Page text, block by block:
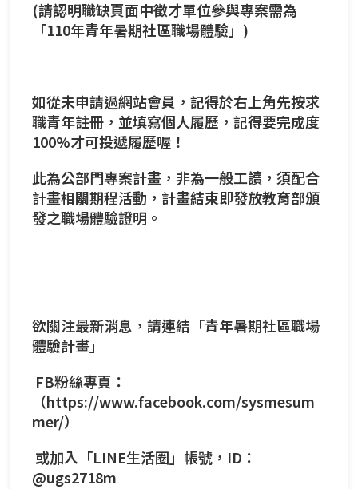
(請認明職缺頁面中徵才單位參與專案需為
「110年青年暑期社區職場體驗」)
如從未申請過網站會員，記得於右上角先按求
職青年註冊，並填寫個人履歷，記得要完成度
100%才可投遞履歷喔！
此為公部門專案計畫，非為一般工讀，須配合
計畫相關期程活動，計畫結束即發放教育部頒
發之職場體驗證明。
欲關注最新消息，請連結「青年暑期社區職場
體驗計畫」
FB粉絲專頁：
（https://www.facebook.com/sysmesum
mer/）
或加入「LINE生活圈」帳號，ID：
@ugs2718m